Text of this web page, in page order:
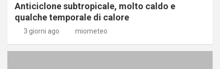
Anticiclone subtropicale, molto caldo e
qualche temporale di calore
3 giorni ago miometeo